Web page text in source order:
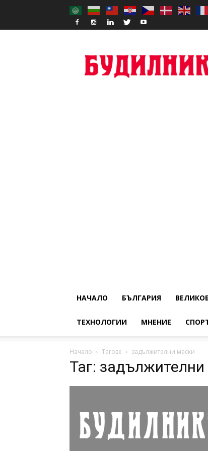
НАЧАЛО БЪЛГАРИЯ
ТЕХНОЛОГИИ МНЕНИЕ
Начало Тагове задължителни маски
Таг: